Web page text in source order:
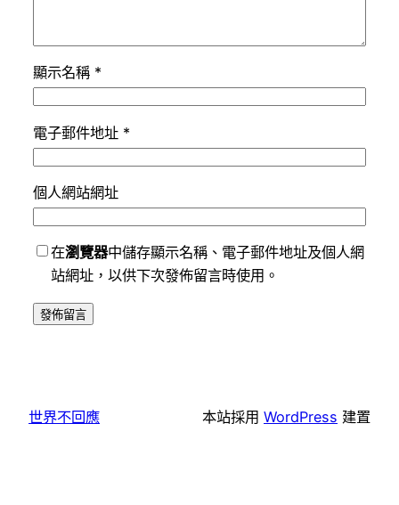
顯示名稱 *
電子郵件地址 *
個人網站網址
在瀏覽器中儲存顯示名稱、電子郵件地址及個人網
站網址，以供下次發佈留言時使用。
世界不回應 本站採用 WordPress 建置